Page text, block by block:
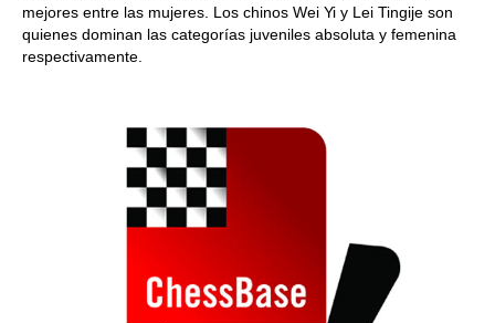
mejores entre las mujeres. Los chinos Wei Yi y Lei Tingije son
quienes dominan las categorías juveniles absoluta y femenina
respectivamente.